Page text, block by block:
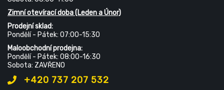
Zimní otevírací doba (Leden a Únor)
Prodejní sklad:
Pondělí - Pátek: 07:00-15:30
Maloobchodní prodejna:
Pondělí - Pátek: 08:00-16:30
Sobota: ZAVŘENO
+420 737 207 532